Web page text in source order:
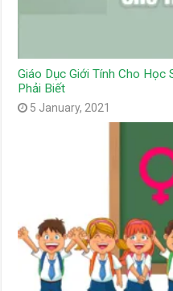
Giáo Dục Giới Tính Cho Học
Phải Biết
5 January, 2021